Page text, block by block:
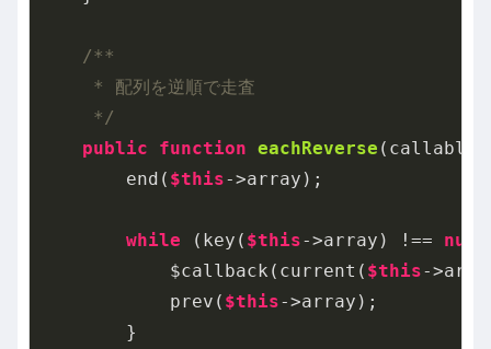
/**
     * 配列を逆順で走査
     */
public
function eachReverse (callable
        end(
$this->array);
while (key( $this->array) !== null
            $callback(current(
$this-
            prev(
$this->array);
        }